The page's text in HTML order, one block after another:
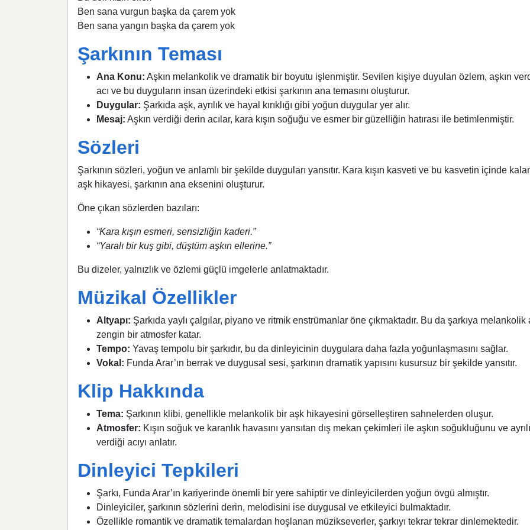
Ben sana vurgun başka da çarem yok
Ben sana yangın başka da çarem yok
Şarkının Teması
Ana Konu: Aşkın melankolik ve dramatik bir boyutu işlenmiştir. Sevilen kişiye duyulan özlem, aşkın
acı ve bu duyguların insan üzerindeki etkisi şarkının ana temasını oluşturur.
Duygular: Şarkıda aşk, ayrılık ve hayal kırıklığı gibi yoğun duygular yer alır.
Mesaj: Aşkın verdiği derin acılar, kara kışın soğuğu ve esmer bir güzelliğin hatırası ile betimlenmiştir.
Sözleri
Şarkının sözleri, yoğun ve anlamlı bir şekilde duyguları yansıtır. Kara kışın kasveti ve bu kasvetin içinde
aşk hikayesi, şarkının ana eksenini oluşturur.
Öne çıkan sözlerden bazıları:
“Kara kışın esmeri, sensizliğin kaderi.”
“Yaralı bir kuş gibi, düştüm aşkın ellerine.”
Bu dizeler, yalnızlık ve özlemi güçlü imgelerle anlatmaktadır.
Müzikal Özellikler
Altyapı: Şarkıda yaylı çalgılar, piyano ve ritmik enstrümanlar öne çıkmaktadır. Bu da şarkıya melankolik
zengin bir atmosfer katar.
Tempo: Yavaş tempolu bir şarkıdır, bu da dinleyicinin duygulara daha fazla yoğunlaşmasını sağlar.
Vokal: Funda Arar’ın berrak ve duygusal sesi, şarkının dramatik yapısını kusursuz bir şekilde yansıtır.
Klip Hakkında
Tema: Şarkının klibi, genellikle melankolik bir aşk hikayesini görselleştiren sahnelerden oluşur.
Atmosfer: Kışın soğuk ve karanlık havasını yansıtan dış mekan çekimleri ile aşkın soğukluğunu ve
verdiği acıyı anlatır.
Dinleyici Tepkileri
Şarkı, Funda Arar’ın kariyerinde önemli bir yere sahiptir ve dinleyicilerden yoğun övgü almıştır.
Dinleyiciler, şarkının sözlerini derin, melodisini ise duygusal ve etkileyici bulmaktadır.
Özellikle romantik ve dramatik temalardan hoşlanan müzikseverler, şarkıyı tekrar tekrar dinlemektedir.